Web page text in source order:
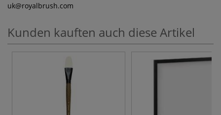
uk@royalbrush.com
Kunden kauften auch diese Artikel